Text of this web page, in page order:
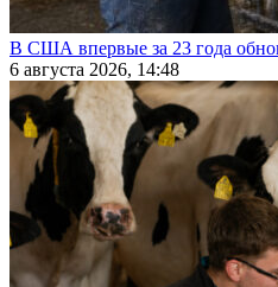
В США впервые за 23 года
6 августа 2026, 14:48